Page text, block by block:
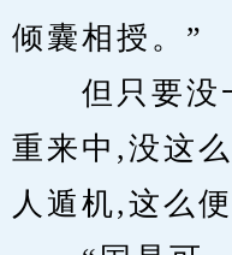
倾囊相授。”
但只要没
重来中,没这
人遁机,这么